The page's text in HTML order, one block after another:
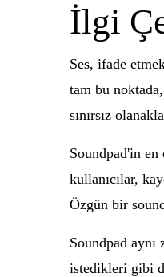
İlgi
Ses, ifade
tam bu
sınırsız
Soundpad'in
kullanıcılar,
Özgün bir
Soundpad
istedikleri gibi